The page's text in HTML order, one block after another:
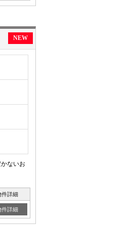
NEW
ないお
件詳細
件詳細